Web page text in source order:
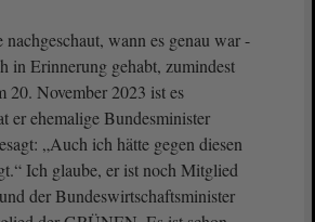
nachgeschaut, wann es genau war -
in Erinnerung gehabt, zumindest
November 2023 ist es
er ehemalige Bundesminister
„Auch ich hätte gegen diesen
Ich glaube, er ist noch Mitglied
der Bundeswirtschaftsminister